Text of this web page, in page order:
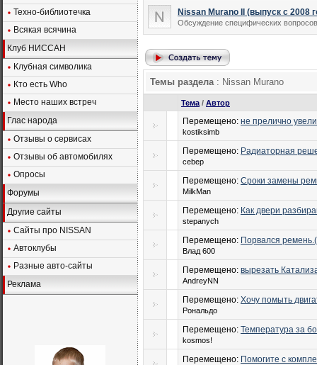
Техно-библиотечка
Всякая всячина
Клуб НИССАН
Клубная символика
Кто есть Who
Место наших встреч
Глас народа
Отзывы о сервисах
Отзывы об автомобилях
Опросы
Форумы
Другие сайты
Сайты про NISSAN
Автоклубы
Разные авто-сайты
Реклама
Nissan Murano II (выпуск с 2008
Обсуждение специфических
Темы раздела: Nissan Murano
Тема / Автор
Перемещено: не прелично
kostiksimb
Перемещено: Радиаторная
cebep
Перемещено: Сроки замены
MilkMan
Перемещено: Как двери
stepanych
Перемещено: Порвался ремень.(
Влад 600
Перемещено: вырезать
AndreyNN
Перемещено: Хочу помыть
Рональдо
Перемещено: Температура за
kosmos!
Перемещено: Помогите с